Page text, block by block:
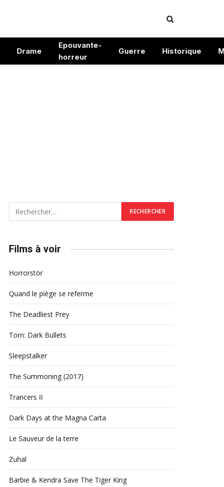
Drame
Epouvante-
horreur
Guerre Historique
Films à voir
Horrorstör
Quand le piège se referme
The Deadliest Prey
Torn: Dark Bullets
Sleepstalker
The Summoning (2017)
Trancers II
Dark Days at the Magna Carta
Le Sauveur de la terre
Zuhal
Barbie & Kendra Save The Tiger King